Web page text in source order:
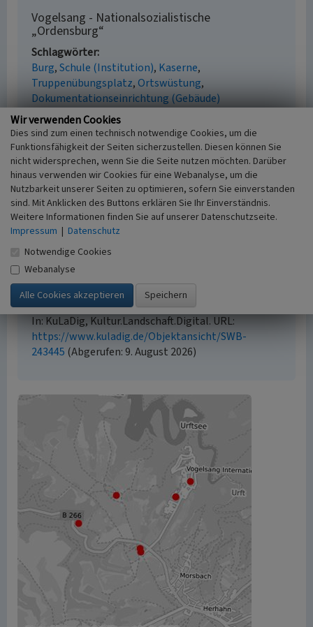
Vogelsang - Nationalsozialistische
„Ordensburg“
Schlagwörter
Burg Schule (Institution) Kaserne
Truppenübungsplatz Ortswüstung
Dokumentationseinrichtung (Gebäude)
Fachsichten
Kulturlandschaftspflege, Landeskunde
Empfohlene Zitierweise
Urheberrechtlicher Hinweis
Der hier präsentierte Inhalt ist urheberrechtlich
geschützt. Die angezeigten Medien unterliegen
möglicherweise zusätzlichen urheberrechtlichen
Bedingungen, die an diesen ausgewiesen sind.
Empfohlene Zitierweise
„Vogelsang - Nationalsozialistische „Ordensburg“”.
In: KuLaDig, Kultur.Landschaft.Digital. URL:
https://www.kuladig.de/Objektansicht/SWB-
243445 (Abgerufen: 9. August 2026)
Wir verwenden Cookies
Dies sind zum einen technisch notwendige Cookies, um die
Funktionsfähigkeit der Seiten sicherzustellen. Diesen können Sie
nicht widersprechen, wenn Sie die Seite nutzen möchten. Darüber
hinaus verwenden wir Cookies für eine Webanalyse, um die
Nutzbarkeit unserer Seiten zu optimieren, sofern Sie einverstanden
sind. Mit Anklicken des Buttons erklären Sie Ihr Einverständnis.
Weitere Informationen finden Sie auf unserer Datenschutzseite.
Impressum | Datenschutz
Notwendige Cookies
Webanalyse